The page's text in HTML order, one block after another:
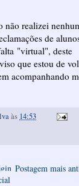
não realizei
de
"virtual", deste
que estou de
acompanhando
às 14:53
Postagem mais